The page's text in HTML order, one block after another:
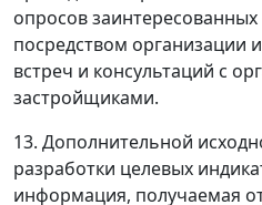
опросов
посредством организации
встреч и консультаций с
застройщиками.
13. Дополнительной
разработки целевых
информация, получаемая